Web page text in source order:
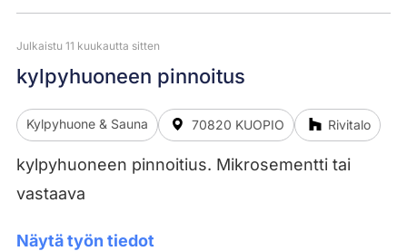
Julkaistu 11 kuukautta sitten
kylpyhuoneen pinnoitus
Kylpyhuone & Sauna 70820 KUOPIO Rivitalo
kylpyhuoneen pinnoitius. Mikrosementti tai
vastaava
Näytä työn tiedot